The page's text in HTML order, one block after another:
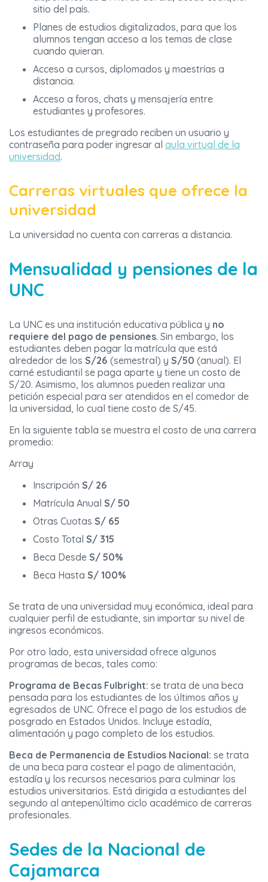
sitio del país.
Planes de estudios digitalizados, para que los
alumnos tengan acceso a los temas de clase
cuando quieran.
Acceso a cursos, diplomados y maestrías a
distancia.
Acceso a foros, chats y mensajería entre
estudiantes y profesores.
Los estudiantes de pregrado reciben un usuario y
contraseña para poder ingresar al aula virtual de la
universidad.
Carreras virtuales que ofrece la
universidad
La universidad no cuenta con carreras a distancia.
Mensualidad y pensiones de la
UNC
La UNC es una institución educativa pública y no
requiere del pago de pensiones. Sin embargo, los
estudiantes deben pagar la matrícula que está
alrededor de los S/26 (semestral) y S/50 (anual). El
carné estudiantil se paga aparte y tiene un costo de
S/20. Asimismo, los alumnos pueden realizar una
petición especial para ser atendidos en el comedor de
la universidad, lo cual tiene costo de S/45.
En la siguiente tabla se muestra el costo de una carrera
promedio:
Array
Inscripción S/ 26
Matrícula Anual S/ 50
Otras Cuotas S/ 65
Costo Total S/ 315
Beca Desde S/ 50%
Beca Hasta S/ 100%
Se trata de una universidad muy económica, ideal para
cualquier perfil de estudiante, sin importar su nivel de
ingresos económicos.
Por otro lado, esta universidad ofrece algunos
programas de becas, tales como:
Programa de Becas Fulbright: se trata de una beca
pensada para los estudiantes de los últimos años y
egresados de UNC. Ofrece el pago de los estudios de
posgrado en Estados Unidos. Incluye estadía,
alimentación y pago completo de los estudios.
Beca de Permanencia de Estudios Nacional: se trata
de una beca para costear el pago de alimentación,
estadía y los recursos necesarios para culminar los
estudios universitarios. Está dirigida a estudiantes del
segundo al antepenúltimo ciclo académico de carreras
profesionales.
Sedes de la Nacional de
Cajamarca